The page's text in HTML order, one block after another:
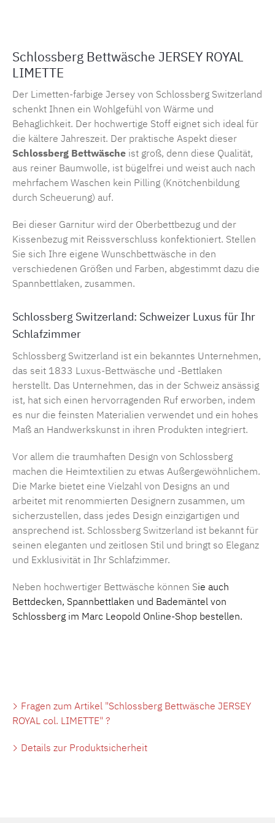
Schlossberg Bettwäsche JERSEY ROYAL
LIMETTE
Der Limetten-farbige Jersey von Schlossberg Switzerland
schenkt Ihnen ein Wohlgefühl von Wärme und
Behaglichkeit. Der hochwertige Stoff eignet sich ideal für
die kältere Jahreszeit. Der praktische Aspekt dieser
Schlossberg Bettwäsche ist groß, denn diese Qualität,
aus reiner Baumwolle, ist bügelfrei und weist auch nach
mehrfachem Waschen kein Pilling (Knötchenbildung
durch Scheuerung) auf.
Bei dieser Garnitur wird der Oberbettbezug und der
Kissenbezug mit Reissverschluss konfektioniert. Stellen
Sie sich Ihre eigene Wunschbettwäsche in den
verschiedenen Größen und Farben, abgestimmt dazu die
Spannbettlaken, zusammen.
Schlossberg Switzerland: Schweizer Luxus für Ihr
Schlafzimmer
Schlossberg Switzerland ist ein bekanntes Unternehmen,
das seit 1833 Luxus-Bettwäsche und -Bettlaken
herstellt. Das Unternehmen, das in der Schweiz ansässig
ist, hat sich einen hervorragenden Ruf erworben, indem
es nur die feinsten Materialien verwendet und ein hohes
Maß an Handwerkskunst in ihren Produkten integriert.
Vor allem die traumhaften Design von Schlossberg
machen die Heimtextilien zu etwas Außergewöhnlichem.
Die Marke bietet eine Vielzahl von Designs an und
arbeitet mit renommierten Designern zusammen, um
sicherzustellen, dass jedes Design einzigartigen und
ansprechend ist. Schlossberg Switzerland ist bekannt für
seinen eleganten und zeitlosen Stil und bringt so Eleganz
und Exklusivität in Ihr Schlafzimmer.
Neben hochwertiger Bettwäsche können Sie auch
Bettdecken, Spannbettlaken und Bademäntel von
Schlossberg im Marc Leopold Online-Shop bestellen.
Fragen zum Artikel "Schlossberg Bettwäsche JERSEY
ROYAL col. LIMETTE" ?
Details zur Produktsicherheit